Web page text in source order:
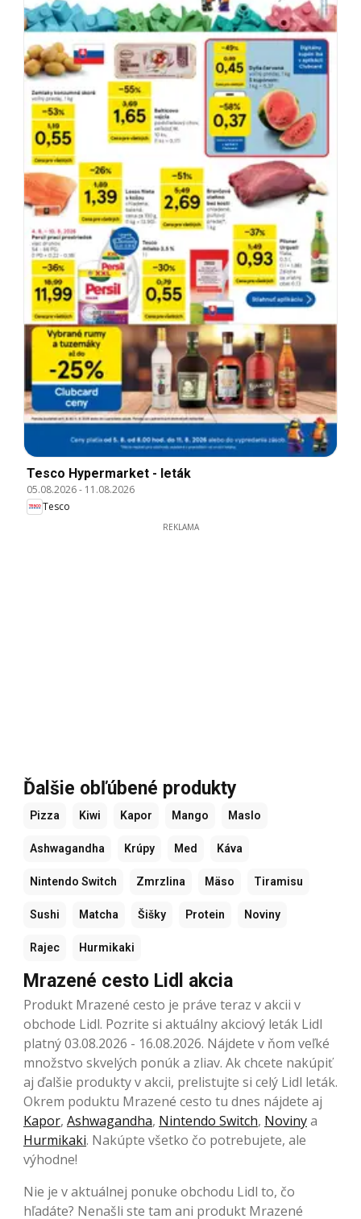
Tesco Hypermarket - leták
05.08.2026- 11.08.2026
Tesco
REKLAMA
Ďalšie obľúbené produkty
Pizza Kiwi Kapor Mango Maslo
Ashwagandha Krúpy Med Káva
Nintendo Switch Zmrzlina Mäso Tiramisu
Sushi Matcha Šišky Protein Noviny
Rajec Hurmikaki
Mrazené cesto Lidl akcia
Produkt Mrazené cesto je práve teraz v akcii v
obchode Lidl. Pozrite si aktuálny akciový leták Lidl
platný 03.08.2026 - 16.08.2026. Nájdete v ňom veľké
množstvo skvelých ponúk a zliav. Ak chcete nakúpiť
aj ďalšie produkty v akcii, prelistujte si celý Lidl leták.
Okrem poduktu Mrazené cesto tu dnes nájdete aj
Kapor, Ashwagandha, Nintendo Switch, Novinya
Hurmikaki. Nakúpte všetko čo potrebujete, ale
výhodne!
Nie je v aktuálnej ponuke obchodu Lidl to, čo
hľadáte? Nenašli ste tam ani produkt Mrazené